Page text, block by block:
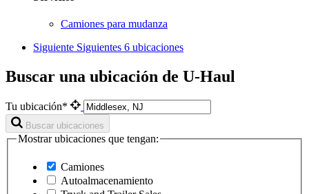
Camiones para mudanza
Siguiente Siguientes 6 ubicaciones
Buscar una ubicación de U-Haul
Tu ubicación*
Buscar ubicaciones
Mostrar ubicaciones que tengan:
Camiones
Autoalmacenamiento